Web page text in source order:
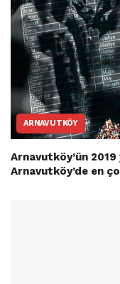
ARNAVUTKÖY
Arnavutköy’ün 2019
Arnavutköy’de en